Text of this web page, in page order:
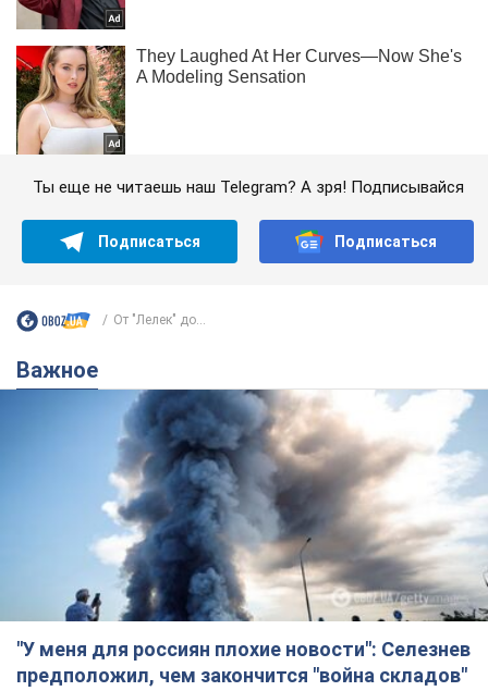
Ты еще не читаешь наш Telegram? А зря! Подписывайся
Подписаться Подписаться
От "Лелек" до...
Важное
"У меня для россиян плохие новости": Селезнев
предположил, чем закончится "война складов"